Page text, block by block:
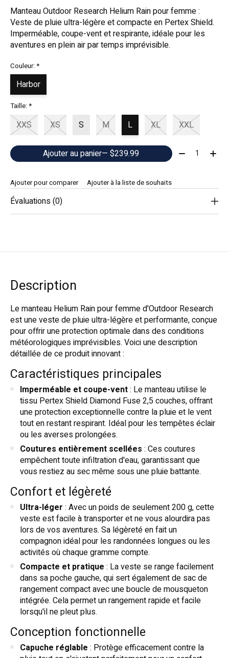
Manteau Outdoor Research Helium Rain pour femme :
Veste de pluie ultra-légère et compacte en Pertex Shield.
Imperméable, coupe-vent et respirante, idéale pour les
aventures en plein air par temps imprévisible.
Couleur:*
Harbor
Taille:*
XXS XS S M L XL XXL
Ajouter au panier — $239.99 Quantité:
Ajouter pour comparer Ajouter à la liste de souhaits
Évaluations (0)
Description
Le manteau Helium Rain pour femme d'Outdoor Research
est une veste de pluie ultra-légère et performante, conçue
pour offrir une protection optimale dans des conditions
météorologiques imprévisibles. Voici une description
détaillée de ce produit innovant :
Caractéristiques principales
Imperméable et coupe-vent: Le manteau utilise le
tissu Pertex Shield Diamond Fuse 2,5 couches, offrant
une protection exceptionnelle contre la pluie et le vent
tout en restant respirant. Idéal pour les tempêtes éclair
ou les averses prolongées.
Coutures entièrement scellées : Ces coutures
empêchent toute infiltration d'eau, garantissant que
vous restiez au sec même sous une pluie battante.
Confort et légèreté
Ultra-léger : Avec un poids de seulement 200 g, cette
veste est facile à transporter et ne vous alourdira pas
lors de vos aventures. Sa légèreté en fait un
compagnon idéal pour les randonnées longues ou les
activités où chaque gramme compte.
Compacte et pratique : La veste se range facilement
dans sa poche gauche, qui sert également de sac de
rangement compact avec une boucle de mousqueton
intégrée. Cela permet un rangement rapide et facile
lorsqu'il ne pleut plus.
Conception fonctionnelle
Capuche réglable : Protège efficacement contre la